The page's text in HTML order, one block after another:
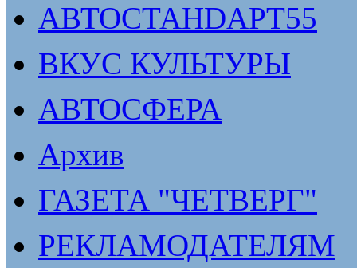
АВТОСТАНDАРТ55
ВКУС КУЛЬТУРЫ
АВТОСФЕРА
Архив
ГАЗЕТА "ЧЕТВЕРГ"
РЕКЛАМОДАТЕЛЯМ